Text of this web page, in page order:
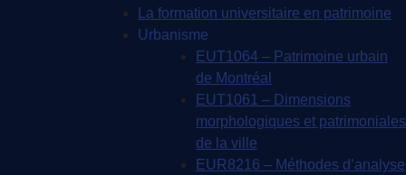
La formation universitaire en patrimoine
Urbanisme
EUT1064 – Patrimoine urbain
de Montréal
EUT1061 – Dimensions
morphologiques et patrimoniales
de la ville
EUR8216 – Méthodes d’analyse